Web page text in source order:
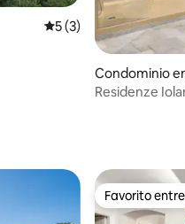
Calificación promedio:
5 (3)
Condominio
Residenze
Favorito
Favorito